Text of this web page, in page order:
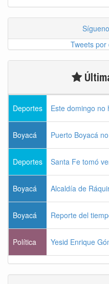
Tweets por
Deportes Este domingo no
Boyacá Puerto Boyacá
Deportes Santa Fe tomó
Boyacá Alcaldía de
Boyacá Reporte del
Política Yesid Enrique